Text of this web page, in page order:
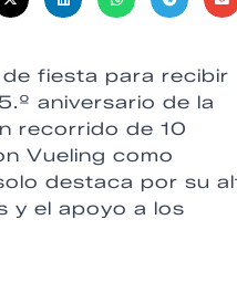
fiesta para recibir
aniversario de la
recorrido de 10
Vueling como
destaca por su
y el apoyo a los